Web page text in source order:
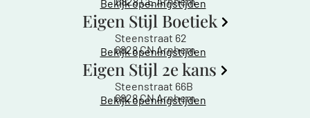
Bekijk openingstijden
Eigen Stijl Boetiek
Steenstraat 62
6828 CN Arnhem
Bekijk openingstijden
Eigen Stijl 2e kans
Steenstraat 66B
6828 CN Arnhem
Bekijk openingstijden